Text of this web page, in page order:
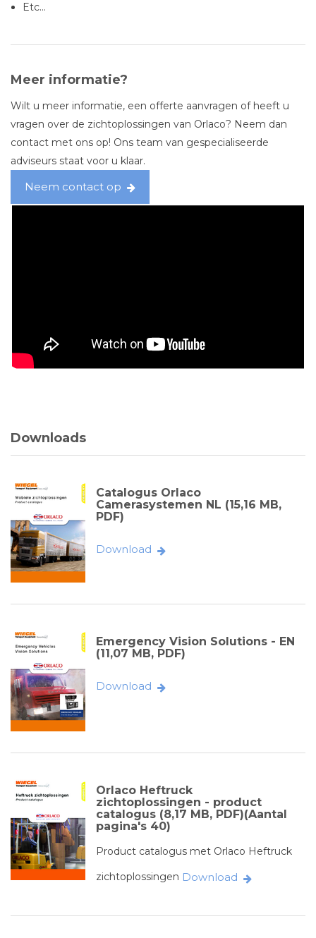
Etc...
Meer informatie?
Wilt u meer informatie, een offerte aanvragen of heeft u
vragen over de zichtoplossingen van Orlaco? Neem dan
contact met ons op! Ons team van gespecialiseerde
adviseurs staat voor u klaar.
Neem contact op
Downloads
Catalogus Orlaco
Camerasystemen NL (15,16 MB,
PDF)
Download
Emergency Vision Solutions - EN
(11,07 MB, PDF)
Download
Orlaco Heftruck
zichtoplossingen - product
catalogus (8,17 MB, PDF)(Aantal
pagina's 40)
Product catalogus met Orlaco Heftruck
zichtoplossingen Download